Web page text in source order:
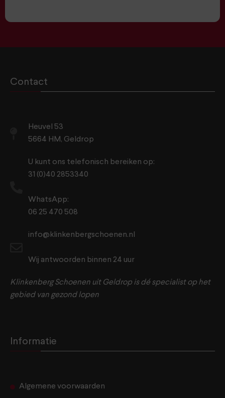
Contact
Heuvel 53
5664 HM, Geldrop
U kunt ons telefonisch bereiken op:
31 (0)40 2853340
WhatsApp:
06 25 470 508
info@klinkenbergschoenen.nl
Wij antwoorden binnen 24 uur
Klinkenberg Schoenen uit Geldrop is dé specialist op het
gebied van gezond lopen
Informatie
Algemene voorwaarden